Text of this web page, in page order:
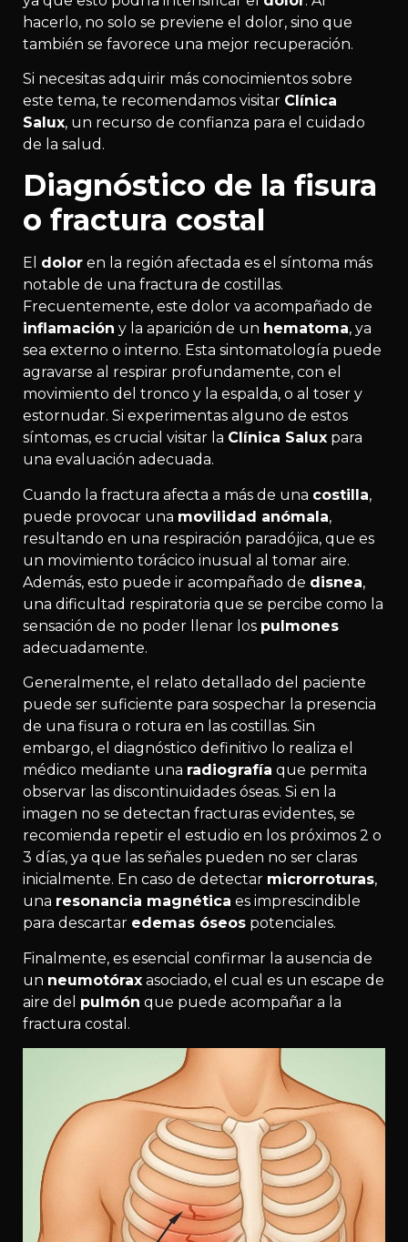
hacerlo, no solo se previene el dolor, sino que
también se favorece una mejor recuperación.
Si necesitas adquirir más conocimientos sobre
este tema, te recomendamos visitar Clínica
Salux, un recurso de confianza para el cuidado
de la salud.
Diagnóstico de la fisura
o fractura costal
El dolor en la región afectada es el síntoma más
notable de una fractura de costillas.
Frecuentemente, este dolor va acompañado de
inflamación y la aparición de un hematoma, ya
sea externo o interno. Esta sintomatología puede
agravarse al respirar profundamente, con el
movimiento del tronco y la espalda, o al toser y
estornudar. Si experimentas alguno de estos
síntomas, es crucial visitar la Clínica Salux para
una evaluación adecuada.
Cuando la fractura afecta a más de una costilla,
puede provocar una movilidad anómala,
resultando en una respiración paradójica, que es
un movimiento torácico inusual al tomar aire.
Además, esto puede ir acompañado de disnea,
una dificultad respiratoria que se percibe como la
sensación de no poder llenar los pulmones
adecuadamente.
Generalmente, el relato detallado del paciente
puede ser suficiente para sospechar la presencia
de una fisura o rotura en las costillas. Sin
embargo, el diagnóstico definitivo lo realiza el
médico mediante una radiografía que permita
observar las discontinuidades óseas. Si en la
imagen no se detectan fracturas evidentes, se
recomienda repetir el estudio en los próximos 2 o
3 días, ya que las señales pueden no ser claras
inicialmente. En caso de detectar microrroturas,
una resonancia magnética es imprescindible
para descartar edemas óseos potenciales.
Finalmente, es esencial confirmar la ausencia de
un neumotórax asociado, el cual es un escape de
aire del pulmón que puede acompañar a la
fractura costal.